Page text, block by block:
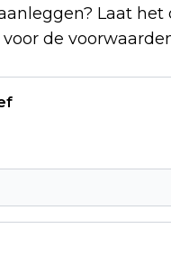
Laat het
voor de